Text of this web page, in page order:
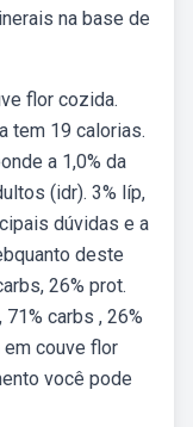
na base de
flor cozida.
tem 19 calorias.
a 1,0% da
(idr). 3% líp,
dúvidas e a
deste
26% prot.
carbs , 26%
couve flor
você pode